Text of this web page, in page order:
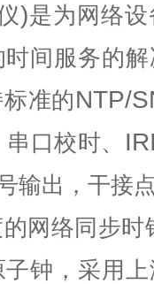
)是为网络
间服务的
准的NTP/
口校时、
输出，干接
网络同步时
钟，采用